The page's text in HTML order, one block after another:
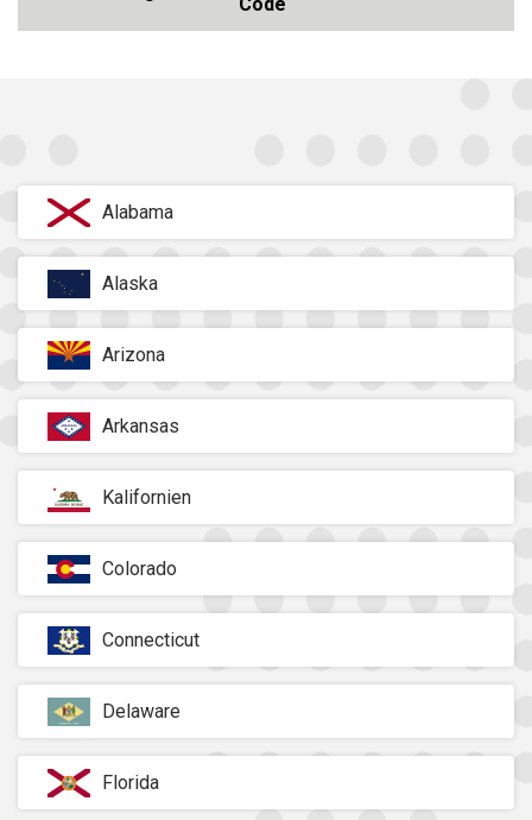
Code
Alabama
Alaska
Arizona
Arkansas
Kalifornien
Colorado
Connecticut
Delaware
Florida